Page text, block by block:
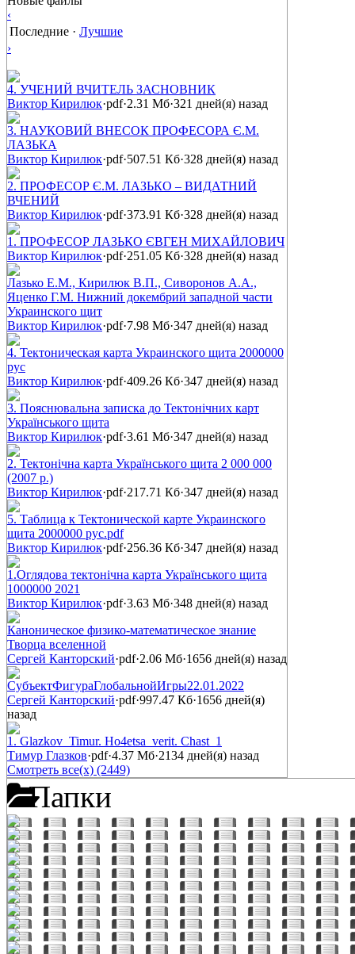
‹
Последние · Лучшие
›
4. УЧЕНИЙ ВЧИТЕЛЬ ЗАСНОВНИК
Виктор Кирилюк·pdf·2.31 Мб·321 дней(я) назад
3. НАУКОВИЙ ВНЕСОК ПРОФЕСОРА Є.М.
ЛАЗЬКА
Виктор Кирилюк·pdf·507.51 Кб·328 дней(я) назад
2. ПРОФЕСОР Є.М. ЛАЗЬКО – ВИДАТНИЙ
ВЧЕНИЙ
Виктор Кирилюк·pdf·373.91 Кб·328 дней(я) назад
1. ПРОФЕСОР ЛАЗЬКО ЄВГЕН МИХАЙЛОВИЧ
Виктор Кирилюк·pdf·251.05 Кб·328 дней(я) назад
Лазько Е.М., Кирилюк В.П., Сиворонов А.А.,
Яценко Г.М. Нижний докембрий западной части
Украинского щит
Виктор Кирилюк·pdf·7.98 Мб·347 дней(я) назад
4. Тектоническая карта Украинского щита 2000000
рус
Виктор Кирилюк·pdf·409.26 Кб·347 дней(я) назад
3. Пояснювальна записка до Тектонічних карт
Українського щита
Виктор Кирилюк·pdf·3.61 Мб·347 дней(я) назад
2. Тектонічна карта Українського щита 2 000 000
(2007 р.)
Виктор Кирилюк·pdf·217.71 Кб·347 дней(я) назад
5. Таблица к Тектонической карте Украинского
щита 2000000 рус.pdf
Виктор Кирилюк·pdf·256.36 Кб·347 дней(я) назад
1.Оглядова тектонічна карта Українського щита
1000000 2021
Виктор Кирилюк·pdf·3.63 Мб·348 дней(я) назад
Каноническое физико-математическое знание
Творца вселенной
Сергей Канторский·pdf·2.06 Мб·1656 дней(я) назад
СубъектФигураГлобальнойИгры22.01.2022
Сергей Канторский·pdf·997.47 Кб·1656 дней(я)
назад
1. Glazkov_Timur. Ho4etsa_verit. Chast_1
Тимур Глазков·pdf·4.37 Мб·2134 дней(я) назад
Смотреть все(х) (2449)
Папки